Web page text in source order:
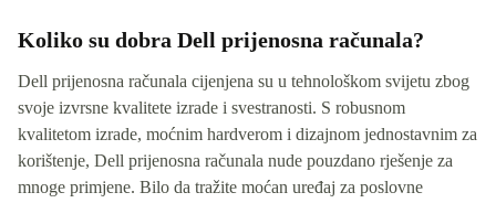
Koliko su dobra Dell prijenosna računala?
Dell prijenosna računala cijenjena su u tehnološkom svijetu zbog
svoje izvrsne kvalitete izrade i svestranosti. S robusnom
kvalitetom izrade, moćnim hardverom i dizajnom jednostavnim za
korištenje, Dell prijenosna računala nude pouzdano rješenje za
mnoge primjene. Bilo da tražite moćan uređaj za poslovne